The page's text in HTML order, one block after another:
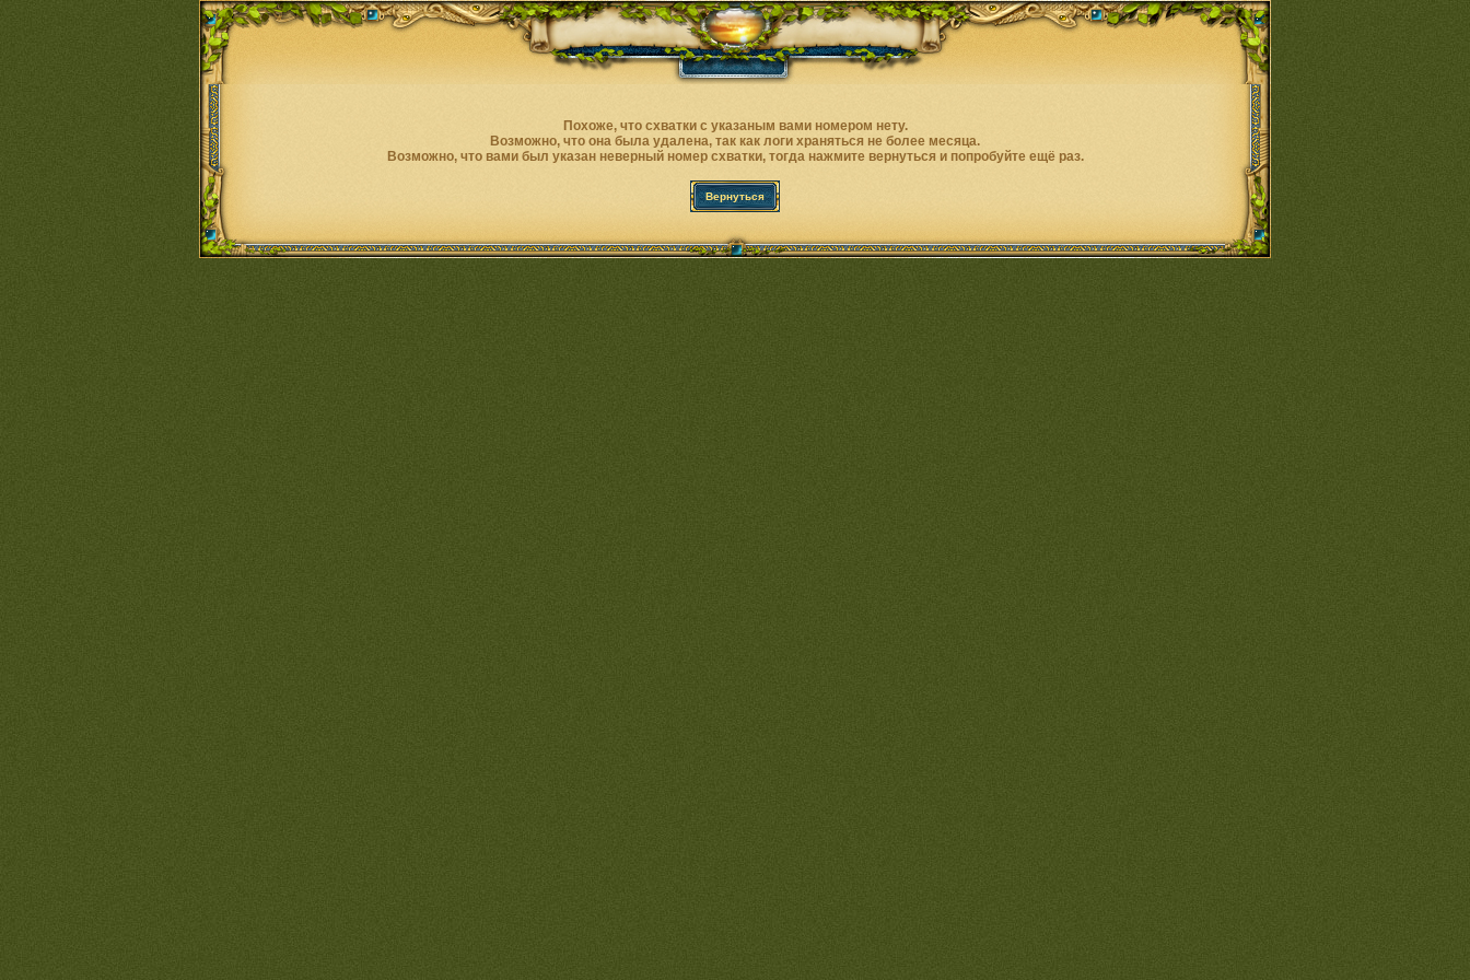
Похоже, что схватки с указаным вами номером нету.
Возможно, что она была удалена, так как логи храняться не более месяца.
Возможно, что вами был указан неверный номер схватки, тогда нажмите вернуться и попробуйте ещё раз.